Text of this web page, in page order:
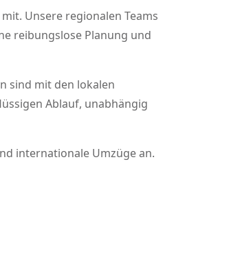
Unsere regionalen Teams
reibungslose Planung und
sind mit den lokalen
Ablauf, unabhängig
internationale Umzüge an.